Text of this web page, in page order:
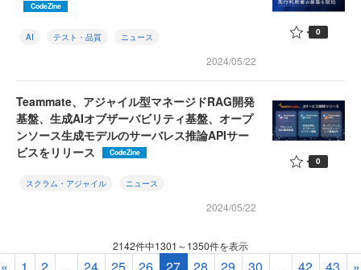
CodeZine
AI テスト・品質 ニュース
2024/05/22
0
Teammate、アジャイル型マネージドRAG開発
基盤、生成AIオブザーバビリティ基盤、オープ
ンソース生成モデルのサーバレス推論APIサー
ビスをリリース
CodeZine
スクラム・アジャイル ニュース
2024/05/22
0
2142件中1301～1350件を表示
« 1 2 ... 24 25 26 27 28 29 30 ... 42 43 »